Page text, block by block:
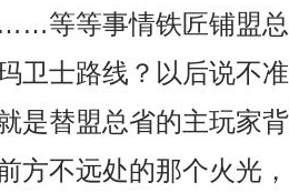
等等事情铁匠铺盟
卫士路线？以后说不
替盟总省的主玩家
方不远处的那个火光